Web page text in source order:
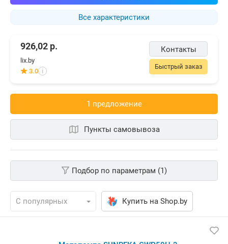
Все характеристики
Контакты
Быстрый заказ
926,02 р.
lix.by
3.0 i
1 предложениe
Пункты самовывоза
Подбор по параметрам (1)
Купить на Shop.by